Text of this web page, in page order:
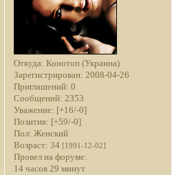
Откуда: Конотоп (Украина)
Зарегистрирован: 2008-04-26
Приглашений: 0
Сообщений: 2353
Уважение: [+16/-0]
Позитив: [+59/-0]
Пол: Женский
Возраст: 34 [1991-12-02]
Провел на форуме:
14 часов 29 минут